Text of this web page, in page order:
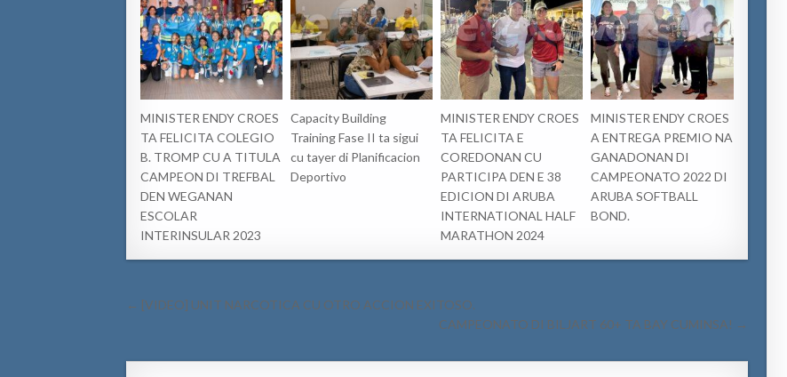
MINISTER ENDY CROES
TA FELICITA COLEGIO
B. TROMP CU A TITULA
CAMPEON DI TREFBAL
DEN WEGANAN
ESCOLAR
INTERINSULAR 2023
Capacity Building
Training Fase II ta sigui
cu tayer di Planificacion
Deportivo
MINISTER ENDY CROES
TA FELICITA E
COREDONAN CU
PARTICIPA DEN E 38
EDICION DI ARUBA
INTERNATIONAL HALF
MARATHON 2024
MINISTER ENDY CROES
A ENTREGA PREMIO NA
GANADONAN DI
CAMPEONATO 2022 DI
ARUBA SOFTBALL
BOND.
Post
← [VIDEO] UNIT NARCOTICA CU OTRO ACCION EXITOSO.
CAMPEONATO DI BILJART 60+ TA BAY CUMINSA! →